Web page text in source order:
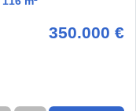
350.000 €